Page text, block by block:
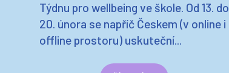
Týdnu pro wellbeing ve škole. Od 13. do
20. února se napříč Českem (v online i
offline prostoru) uskuteční...